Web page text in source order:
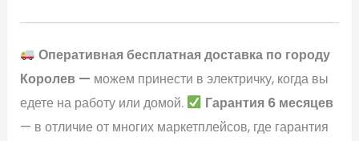
Оперативная бесплатная доставка по городу
Королев — можем принести в электричку, когда вы
едете на работу или домой.
Гарантия 6 месяцев
— в отличие от многих маркетплейсов, где гарантия